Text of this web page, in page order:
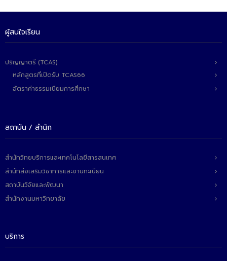
ผู้สนใจเรียน
ปริญญาตรี (TCAS)
หลักสูตรที่เปิดรับ TCAS66
อัตราค่าธรรมเนียมการศึกษา
สถาบัน / สำนัก
สำนักวิทยบริการและเทคโนโลยีสารสนเทศ
สำนักส่งเสริมวิชาการและงานทะเบียน
สถาบันวิจัยและพัฒนา
สำนักงานมหาวิทยาลัย
บริการ